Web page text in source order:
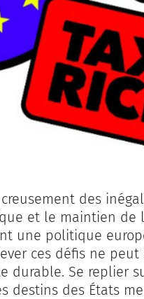
des
et le maintien
une politique
ces défis ne peut
durable. Se replier
destins des États